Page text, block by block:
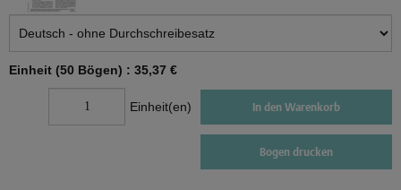
Einheit (50 Bögen) : 35,37 €
Einheit(en) In den Warenkorb
Bogen drucken